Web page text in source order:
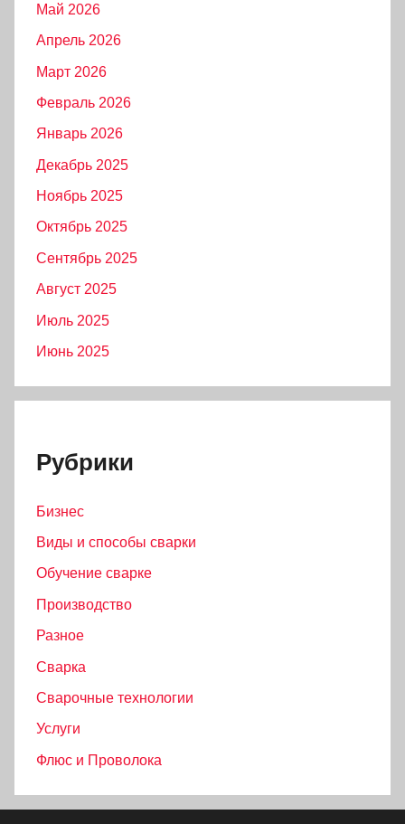
Май 2026
Апрель 2026
Март 2026
Февраль 2026
Январь 2026
Декабрь 2025
Ноябрь 2025
Октябрь 2025
Сентябрь 2025
Август 2025
Июль 2025
Июнь 2025
Рубрики
Бизнес
Виды и способы сварки
Обучение сварке
Производство
Разное
Сварка
Сварочные технологии
Услуги
Флюс и Проволока